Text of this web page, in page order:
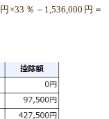
×33％－1,536,000円＝